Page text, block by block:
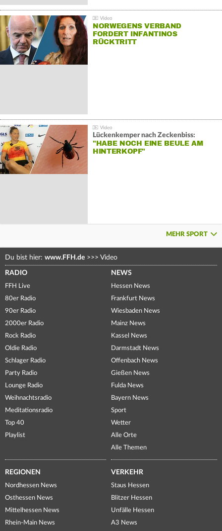
NORWEGENS VERBAND
FORDERT INFANTINOS
RÜCKTRITT
Lückenkemper nach Zeckenbiss:
"HABE NOCH EINE BEULE AM
HINTERKOPF"
MEHR SPORT
Du bist hier: www.FFH.de >>> Video
RADIO
FFH Live
80er Radio
90er Radio
2000er Radio
Rock Radio
Oldie Radio
Schlager Radio
Party Radio
Lounge Radio
Weihnachtsradio
Meditationsradio
Top 40
Playlist
NEWS
Hessen News
Frankfurt News
Wiesbaden News
Mainz News
Kassel News
Darmstadt News
Offenbach News
Gießen News
Fulda News
Bayern News
Sport
Wetter
Alle Orte
Alle Themen
REGIONEN
Nordhessen News
Osthessen News
Mittelhessen News
Rhein-Main News
VERKEHR
Staus Hessen
Blitzer Hessen
Unfälle Hessen
A3 News